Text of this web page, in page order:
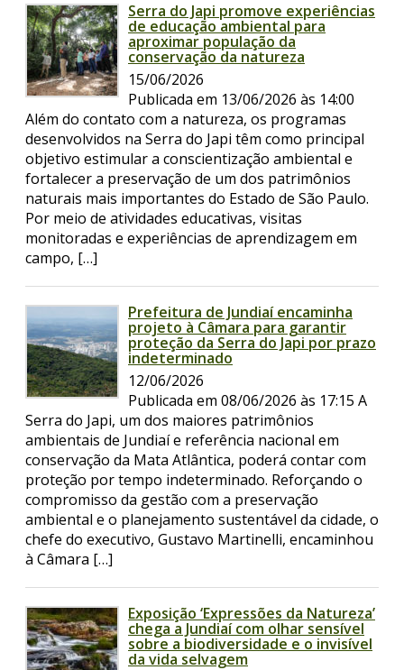
Serra do Japi promove experiências
de educação ambiental para
aproximar população da
conservação da natureza
15/06/2026
Publicada em 13/06/2026 às 14:00
Além do contato com a natureza, os programas
desenvolvidos na Serra do Japi têm como principal
objetivo estimular a conscientização ambiental e
fortalecer a preservação de um dos patrimônios
naturais mais importantes do Estado de São Paulo.
Por meio de atividades educativas, visitas
monitoradas e experiências de aprendizagem em
campo, […]
Prefeitura de Jundiaí encaminha
projeto à Câmara para garantir
proteção da Serra do Japi por prazo
indeterminado
12/06/2026
Publicada em 08/06/2026 às 17:15 A
Serra do Japi, um dos maiores patrimônios
ambientais de Jundiaí e referência nacional em
conservação da Mata Atlântica, poderá contar com
proteção por tempo indeterminado. Reforçando o
compromisso da gestão com a preservação
ambiental e o planejamento sustentável da cidade, o
chefe do executivo, Gustavo Martinelli, encaminhou
à Câmara […]
Exposição ‘Expressões da Natureza’
chega a Jundiaí com olhar sensível
sobre a biodiversidade e o invisível
da vida selvagem